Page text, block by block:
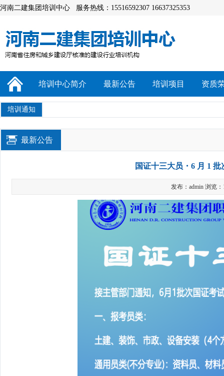
河南二建集团培训中心 服务热线：15516592307 16637325353
培训中心简介 最新公告 培训项目 资质
培训通知
最新公告
国证十三大员・6 月 1
发布：admin 浏览：